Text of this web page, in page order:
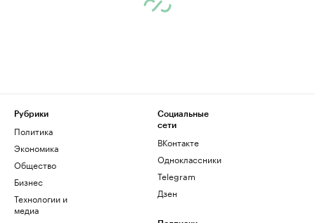
Рубрики
Политика
Экономика
Общество
Бизнес
Технологии и
медиа
Социальные
сети
ВКонтакте
Одноклассники
Telegram
Дзен